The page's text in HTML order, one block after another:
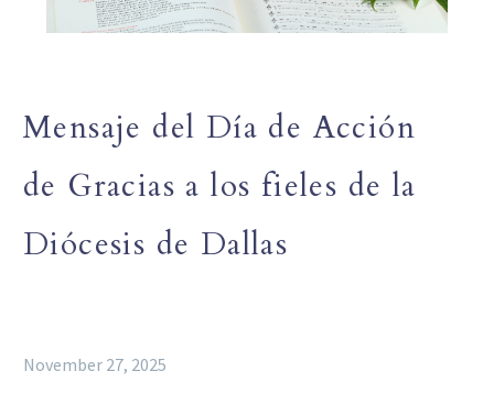
Mensaje del Día de Acción
de Gracias a los fieles de la
Diócesis de Dallas
November 27, 2025